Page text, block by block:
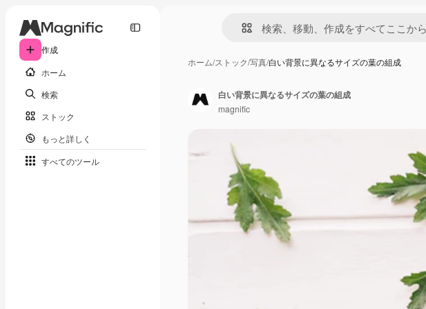
作成
ホーム
検索
ストック
もっと詳しく
すべてのツール
ホーム/ストック/写真/白い背景に異なるサイズの葉の組成
白い背景に異なるサイズの葉の組成
magnific